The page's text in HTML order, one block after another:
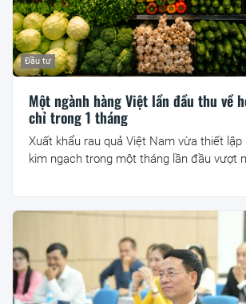
Một ngành hàng Việt lần đầu thu về
chỉ trong 1 tháng
Đầu tư
Xuất khẩu rau quả Việt Nam vừa thiết lập
kim ngạch trong một tháng lần đầu vượt